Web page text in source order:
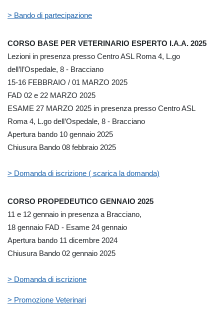
> Bando di partecipazione
CORSO BASE PER VETERINARIO ESPERTO I.A.A. 2025
Lezioni in presenza presso Centro ASL Roma 4, L.go
dell’ll’Ospedale, 8 - Bracciano
15-16 FEBBRAIO / 01 MARZO 2025
FAD 02 e 22 MARZO 2025
ESAME 27 MARZO 2025 in presenza presso Centro ASL
Roma 4, L.go dell’Ospedale, 8 - Bracciano
Apertura bando 10 gennaio 2025
Chiusura Bando 08 febbraio 2025
> Domanda di iscrizione ( scarica la domanda)
CORSO PROPEDEUTICO GENNAIO 2025
11 e 12 gennaio in presenza a Bracciano,
18 gennaio FAD - Esame 24 gennaio
Apertura bando 11 dicembre 2024
Chiusura Bando 02 gennaio 2025
> Domanda di iscrizione
> Promozione Veterinari